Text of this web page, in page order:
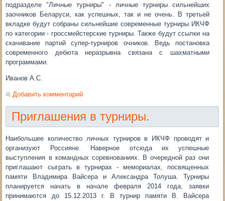
подразделе "Личные турниры" - личные турниры сильнейших
заочников Беларуси, как успешных, так и не очень. В третьей
вкладке будут собраны сильнейшие современные турниры ИКЧФ
по категории - гроссмейстерские турниры. Также будут ссылки на
скачивание партий супер-турниров очников. Ведь постановка
современного дебюта неразрывна связана с шахматными
программами.
Иванов А.С.
Добавить комментарий
Приглашения в турниры.
Наибольшее количество личных турниров в ИКЧФ проводят и
организуют Россияне. Наверное отсюда их успешные
выступления в командных соревнованиях. В очередной раз они
приглашают сыграть в турнирах - мемориалах, посвященных
памяти Владимира Вайсера и Александра Толуша. Турниры
планируется начать в начале февраля 2014 года, заявки
принимаются до 15.12.2013 г. В турнир памяти В. Вайсера